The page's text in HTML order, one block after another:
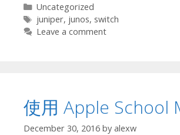
Categories
Uncategorized
Tags
juniper, junos, switch
Leave a comment
使用 Apple School
December 30, 2016 by alexw